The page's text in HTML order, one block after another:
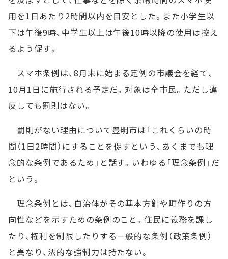
用を1日あたり2時間以内を目安とした。また小学生以
下は午後9時、中学生以上は午後10時以降の使用は控え
るよう促す。
スマホ条例は、8月末に始まる定例の市議会を経て、
10月1日に施行される予定だ。対象は全市民。ただし違
反しても罰則はない。
罰則がない理由について豊明市は「これくらいの時
間（1日2時間）にすることを促すという、あくまでも理
念的な条例であるため」と話す。いわゆる「理念条例」だ
という。
理念条例とは、自治体がその基本方針や町作りの方
向性などを示すための条例のこと。住民に義務を課し
たり、権利を制限したりする一般的な条例（政策条例）
と異なり、法的な強制力は持たない。